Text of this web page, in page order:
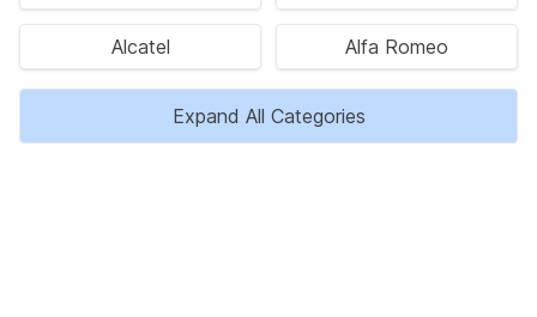
Alcatel Alfa Romeo
Expand All Categories